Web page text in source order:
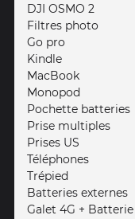
DJI OSMO 2
Filtres photo
Go pro
Kindle
MacBook
Monopod
Pochette batteries
Prise multiples
Prises US
Téléphones
Trépied
Batteries externes
Galet 4G + Batterie